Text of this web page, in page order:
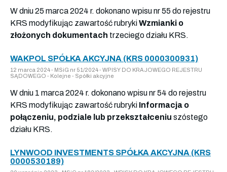
W dniu 25 marca 2024 r. dokonano wpisu nr 55 do rejestru
KRS modyfikując zawartość rubrykiWzmianki o
złożonych dokumentach trzeciego działu KRS.
WAKPOL SPÓŁKA AKCYJNA (KRS 0000300931)
12 marca 2024 - MSiG nr 51/2024 - WPISY DO KRAJOWEGO REJESTRU
SĄDOWEGO - Kolejne - Spółki akcyjne
W dniu 1 marca 2024 r. dokonano wpisu nr 54 do rejestru
KRS modyfikując zawartość rubryki Informacja o
połączeniu, podziale lub przekształceniu szóstego
działu KRS.
LYNWOOD INVESTMENTS SPÓŁKA AKCYJNA (KRS
0000530189)